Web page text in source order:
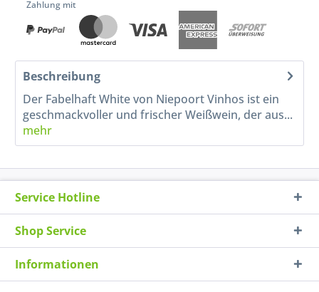
Zahlung mit
Beschreibung
Der Fabelhaft White von Niepoort Vinhos ist ein
geschmackvoller und frischer Weißwein, der aus...
mehr
Service Hotline
Shop Service
Informationen